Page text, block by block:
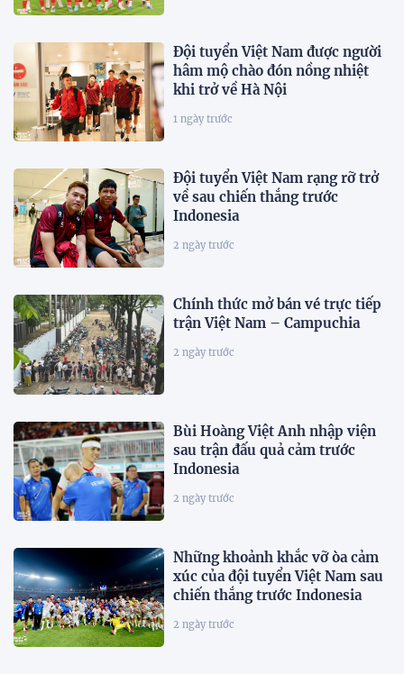
Đội tuyển Việt Nam được người
hâm mộ chào đón nồng nhiệt
khi trở về Hà Nội
1 ngày trước
Đội tuyển Việt Nam rạng rỡ trở
về sau chiến thắng trước
Indonesia
2 ngày trước
Chính thức mở bán vé trực tiếp
trận Việt Nam – Campuchia
2 ngày trước
Bùi Hoàng Việt Anh nhập viện
sau trận đấu quả cảm trước
Indonesia
2 ngày trước
Những khoảnh khắc vỡ òa cảm
xúc của đội tuyển Việt Nam sau
chiến thắng trước Indonesia
2 ngày trước